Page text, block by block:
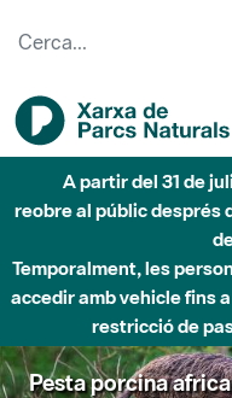
A partir del 31 de
reobre al públic després
Temporalment, les
accedir amb vehicle fins
restricció de
Pesta porcina